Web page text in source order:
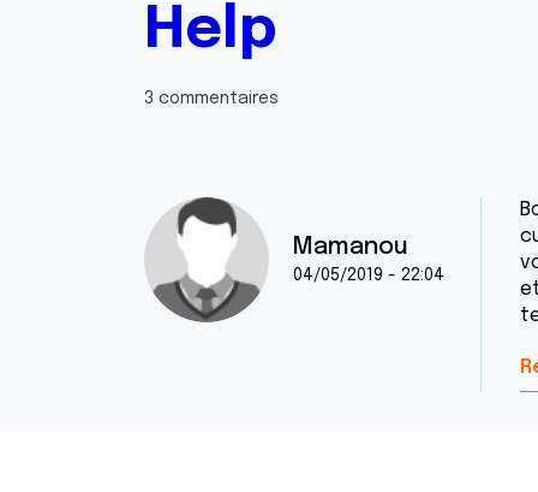
Help
3 commentaires
Mamanou
04/05/2019 - 22:04